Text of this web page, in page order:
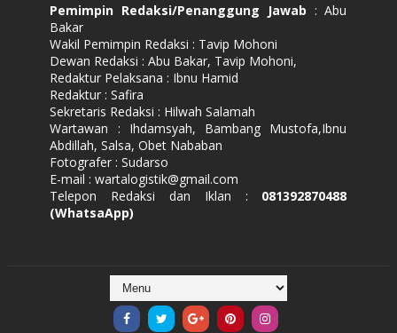
Pemimpin Redaksi/Penanggung Jawab : Abu
Bakar
Wakil Pemimpin Redaksi : Tavip Mohoni
Dewan Redaksi : Abu Bakar, Tavip Mohoni,
Redaktur Pelaksana : Ibnu Hamid
Redaktur : Safira
Sekretaris Redaksi : Hilwah Salamah
Wartawan : Ihdamsyah, Bambang Mustofa,Ibnu
Abdillah, Salsa, Obet Nababan
Fotografer : Sudarso
E-mail : wartalogistik@gmail.com
Telepon Redaksi dan Iklan : 081392870488
(WhatsaApp)